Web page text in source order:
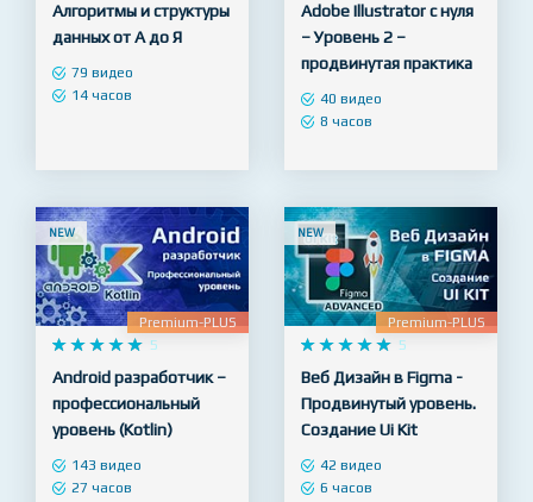
Алгоритмы и структуры
данных от А до Я
79 видео
14 часов
Adobe Illustrator с нуля
– Уровень 2 –
продвинутая практика
40 видео
8 часов
NEW
Premium-PLUS
    
     5
Android разработчик –
профессиональный
уровень (Kotlin)
143 видео
27 часов
NEW
Premium-PLUS
    
     5
Веб Дизайн в Figma -
Продвинутый уровень.
Создание Ui Kit
42 видео
6 часов